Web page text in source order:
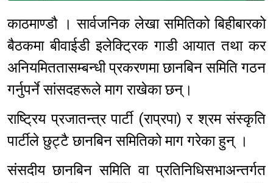
काठमाण्डौ । सार्वजनिक लेखा समितिको बिहीबारको
बैठकमा बीवाईडी इलेक्ट्रिक गाडी आयात तथा कर
अनियमिततासम्बन्धी प्रकरणमा छानबिन समिति गठन
गर्नुपर्ने सांसदहरूले माग राखेका छन्।
राष्ट्रिय प्रजातन्त्र पार्टी (राप्रपा) र श्रम संस्कृति
पार्टीले छुट्टै छानबिन समितिको माग गरेका हुन् ।
संसदीय छानबिन समिति वा प्रतिनिधिसभाअन्तर्गत